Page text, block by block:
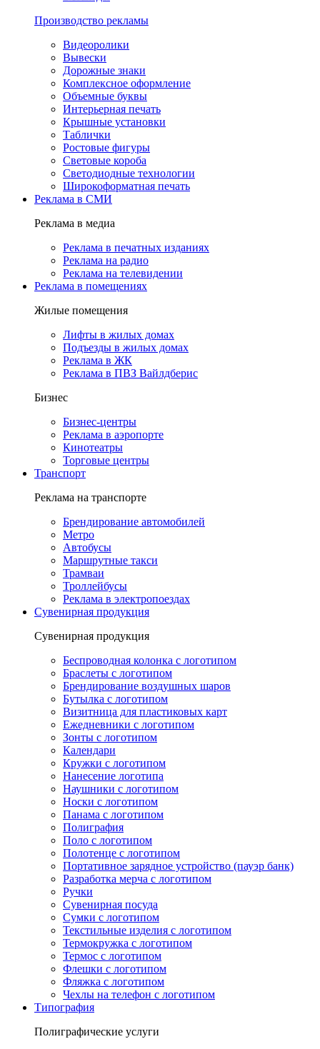
Производство рекламы
Видеоролики
Вывески
Дорожные знаки
Комплексное оформление
Объемные буквы
Интерьерная печать
Крышные установки
Таблички
Ростовые фигуры
Световые короба
Светодиодные технологии
Широкоформатная печать
Реклама в СМИ
Реклама в медиа
Реклама в печатных изданиях
Реклама на радио
Реклама на телевидении
Реклама в помещениях
Жилые помещения
Лифты в жилых домах
Подъезды в жилых домах
Реклама в ЖК
Реклама в ПВЗ Вайлдберис
Бизнес
Бизнес-центры
Реклама в аэропорте
Кинотеатры
Торговые центры
Транспорт
Реклама на транспорте
Брендирование автомобилей
Метро
Автобусы
Маршрутные такси
Трамваи
Троллейбусы
Реклама в электропоездах
Сувенирная продукция
Сувенирная продукция
Беспроводная колонка с логотипом
Браслеты с логотипом
Брендирование воздушных шаров
Бутылка с логотипом
Визитница для пластиковых карт
Ежедневники с логотипом
Зонты с логотипом
Календари
Кружки с логотипом
Нанесение логотипа
Наушники с логотипом
Носки с логотипом
Панама с логотипом
Полиграфия
Поло с логотипом
Полотенце с логотипом
Портативное зарядное устройство (пауэр банк)
Разработка мерча с логотипом
Ручки
Сувенирная посуда
Сумки с логотипом
Текстильные изделия с логотипом
Термокружка с логотипом
Термос с логотипом
Флешки с логотипом
Фляжка с логотипом
Чехлы на телефон с логотипом
Типография
Полиграфические услуги